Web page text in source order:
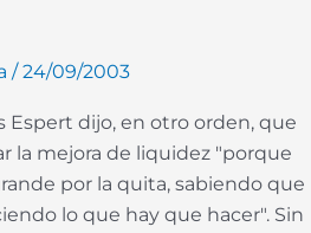
/24/09/2003
Espert dijo, en otro orden, que
la mejora de liquidez "porque
por la quita, sabiendo que
lo que hay que hacer". Sin